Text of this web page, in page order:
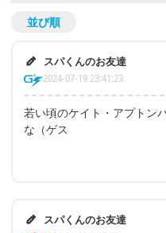
並び順
スパくんのお友達
2024-07-19 23:41:23
若い頃のケイト・アプトン
な（ゲス
スパくんのお友達